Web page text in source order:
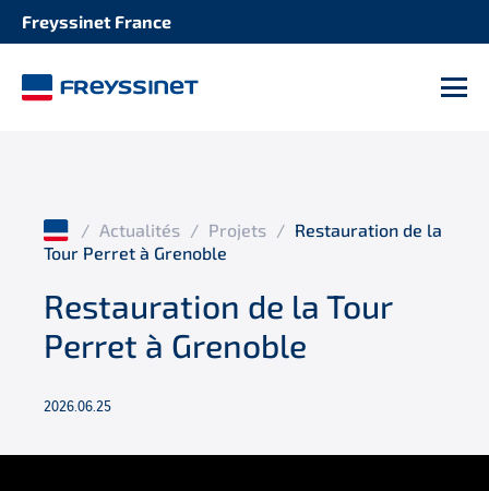
Freyssinet France
/ Actualités / Projets / Restauration de la
Tour Perret à Grenoble
Restauration de la Tour
Perret à Grenoble
2026.06.25